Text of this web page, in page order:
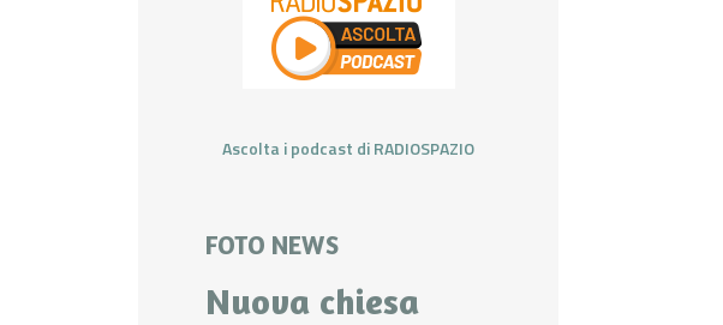
Ascolta i podcast di RADIOSPAZIO
FOTO NEWS
Nuova chiesa